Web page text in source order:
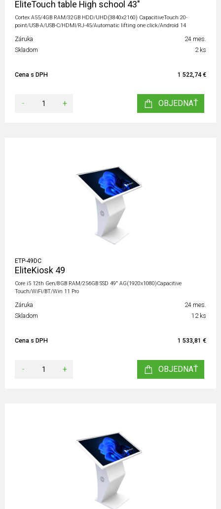
EliteTouch table High school 43"
Cortex A55/4GB RAM/32GB HDD/UHD(3840x2160) CapacitiveTouch 20-
point/USB-A/USB-C/HDMI/RJ-45/Automatic lifting one click/Android 14
Záruka
24 mes.
Skladom
2 ks
Cena s DPH 1 522,74 €
- + OBJEDNAŤ
ETP-49DC
EliteKiosk 49
Core i5 12th Gen/8GB RAM/256GB SSD 49" AG(1920x1080)Capacitive
Touch/WiFi/BT/Win 11 Pro
Záruka
24 mes.
Skladom
12 ks
Cena s DPH 1 533,81 €
- + OBJEDNAŤ